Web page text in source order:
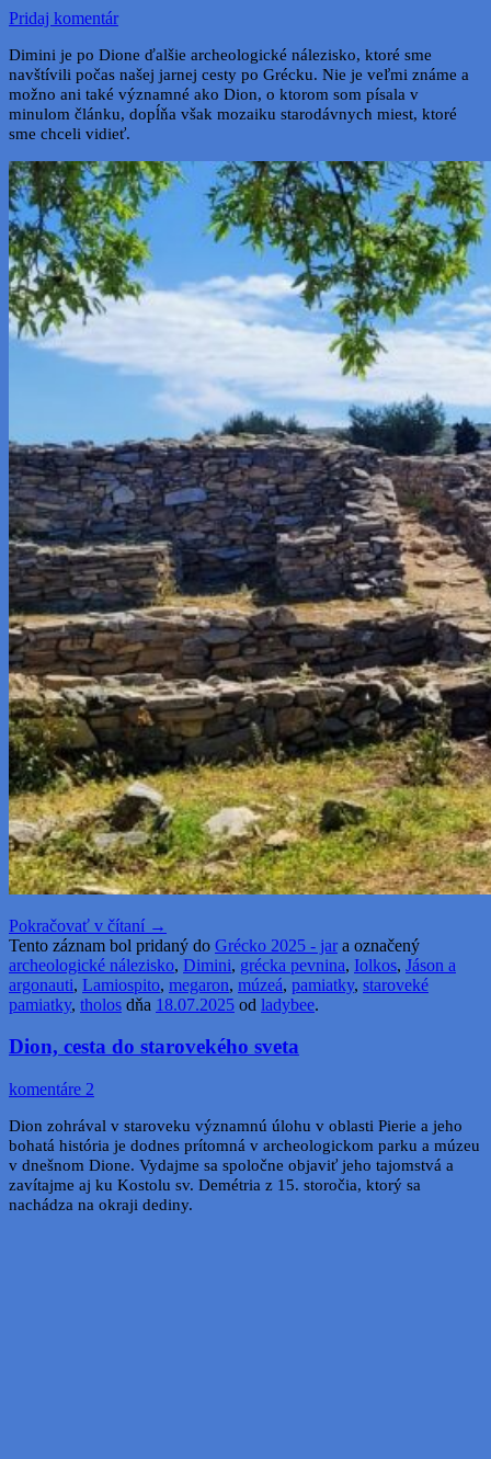
Pridaj komentár
Dimini je po Dione ďalšie archeologické nálezisko, ktoré sme
navštívili počas našej jarnej cesty po Grécku. Nie je veľmi známe a
možno ani také významné ako Dion, o ktorom som písala v
minulom článku, dopĺňa však mozaiku starodávnych miest, ktoré
sme chceli vidieť.
Pokračovať v čítaní →
Tento záznam bol pridaný do Grécko 2025 - jar a označený
archeologické nálezisko, Dimini, grécka pevnina, Iolkos, Jáson a
argonauti, Lamiospito, megaron, múzeá, pamiatky, staroveké
pamiatky, tholos dňa 18.07.2025 od ladybee.
Dion, cesta do starovekého sveta
komentáre 2
Dion zohrával v staroveku významnú úlohu v oblasti Pierie a jeho
bohatá história je dodnes prítomná v archeologickom parku a múzeu
v dnešnom Dione. Vydajme sa spoločne objaviť jeho tajomstvá a
zavítajme aj ku Kostolu sv. Demétria z 15. storočia, ktorý sa
nachádza na okraji dediny.